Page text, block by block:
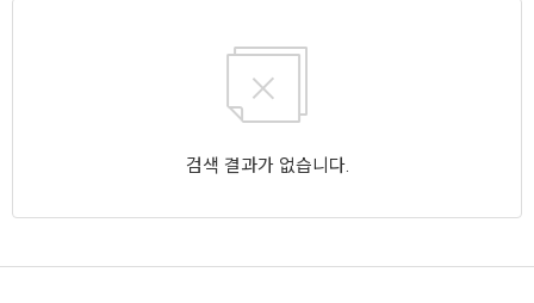
검색 결과가 없습니다.